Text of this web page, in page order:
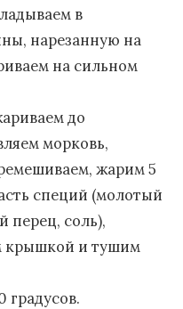
в
нарезанную на
на сильном
до
морковь,
жарим 5
специй (молотый
перец, соль),
крышкой и тушим
градусов.